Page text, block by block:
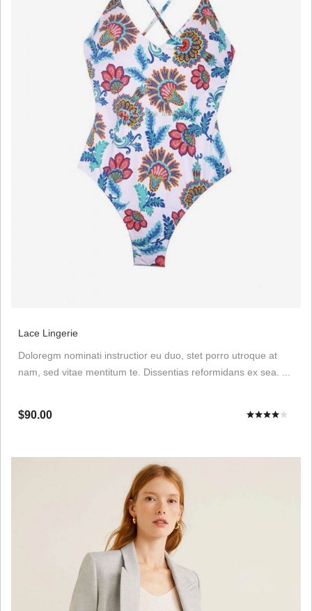
Lace Lingerie
Doloregm nominati instructior eu duo, stet porro utroque at
nam, sed vitae mentitum te. Dissentias reformidans ex sea. ...
$90.00